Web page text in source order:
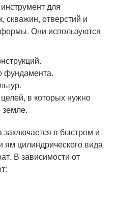
для
скважин, отверстий и
формы. Они используются
фундамента.
в которых нужно
земле.
заключается в быстром и
цилиндрического вида
В зависимости от